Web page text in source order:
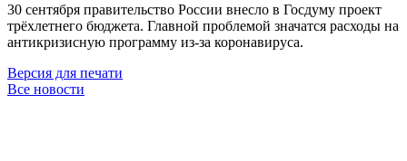
30 сентября правительство России внесло в Госдуму проект
трёхлетнего бюджета. Главной проблемой значатся расходы на
антикризисную программу из-за коронавируса.
Версия для печати
Все новости